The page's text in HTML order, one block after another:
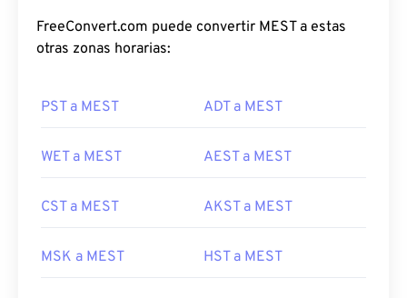
FreeConvert.com puede convertir MEST a estas
otras zonas horarias:
PST a MEST ADT a MEST
WET a MEST AEST a MEST
CST a MEST AKST a MEST
MSK a MEST HST a MEST